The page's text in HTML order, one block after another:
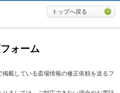
低限に絞ったよりそうお
トップへ戻る
ォーム
載している斎場情報の修正依頼を送るフ